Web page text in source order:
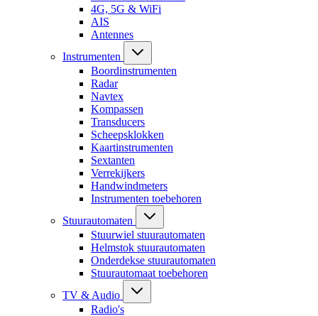
4G, 5G & WiFi
AIS
Antennes
Instrumenten
Boordinstrumenten
Radar
Navtex
Kompassen
Transducers
Scheepsklokken
Kaartinstrumenten
Sextanten
Verrekijkers
Handwindmeters
Instrumenten toebehoren
Stuurautomaten
Stuurwiel stuurautomaten
Helmstok stuurautomaten
Onderdekse stuurautomaten
Stuurautomaat toebehoren
TV & Audio
Radio's